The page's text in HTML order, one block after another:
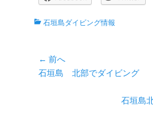
カ 石垣島ダイビング情報
投
稿
← 前へ
前
石垣島 北部でダイビング
石垣島